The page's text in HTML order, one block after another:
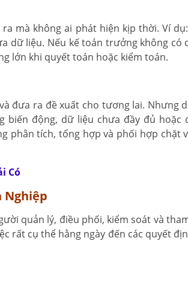
mà không ai phát hiện kịp thời. Ví
dữ liệu. Nếu kế toán trưởng không có
lớn khi quyết toán hoặc kiểm toán.
đưa ra đề xuất cho tương lai. Nhưng
động, dữ liệu chưa đầy đủ hoặc
phân tích, tổng hợp và phối hợp chặt
Có
Nghiệp
quản lý, điều phối, kiểm soát và
rất cụ thể hằng ngày đến các quyết